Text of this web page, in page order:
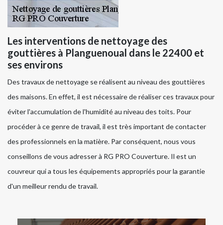
Les interventions de nettoyage des
gouttières à Planguenoual dans le 22400 et
ses environs
Des travaux de nettoyage se réalisent au niveau des gouttières
des maisons. En effet, il est nécessaire de réaliser ces travaux pour
éviter l'accumulation de l'humidité au niveau des toits. Pour
procéder à ce genre de travail, il est très important de contacter
des professionnels en la matière. Par conséquent, nous vous
conseillons de vous adresser à RG PRO Couverture. Il est un
couvreur qui a tous les équipements appropriés pour la garantie
d'un meilleur rendu de travail.